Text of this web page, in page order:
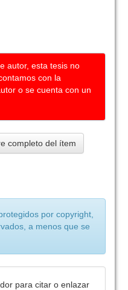
autor, esta tesis no
con la
o se cuenta con un
completo del ítem
por copyright,
a menos que se
para citar o enlazar